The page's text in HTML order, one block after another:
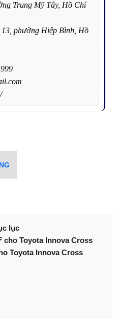
Trung Mỹ Tây, Hồ Chí
phường Hiệp Bình, Hồ
lục
cho Toyota Innova Cross
Toyota Innova Cross